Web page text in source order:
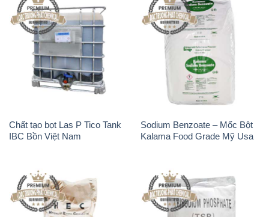
Chất tạo bọt Las P Tico Tank
IBC Bồn Việt Nam
Sodium Benzoate – Mốc Bột
Kalama Food Grade Mỹ Usa